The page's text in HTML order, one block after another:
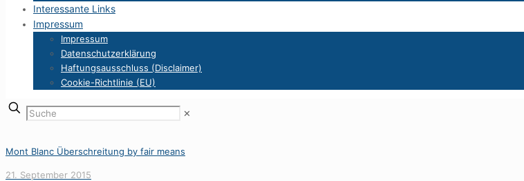
Interessante Links
Impressum
Impressum
Datenschutzerklärung
Haftungsausschluss (Disclaimer)
Cookie-Richtlinie (EU)
✕
Mont Blanc Überschreitung by fair means
21. September 2015